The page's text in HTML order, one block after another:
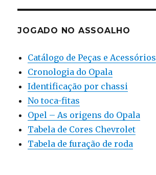
JOGADO NO ASSOALHO
Catálogo de Peças e Acessórios
Cronologia do Opala
Identificação por chassi
No toca-fitas
Opel – As origens do Opala
Tabela de Cores Chevrolet
Tabela de furação de roda